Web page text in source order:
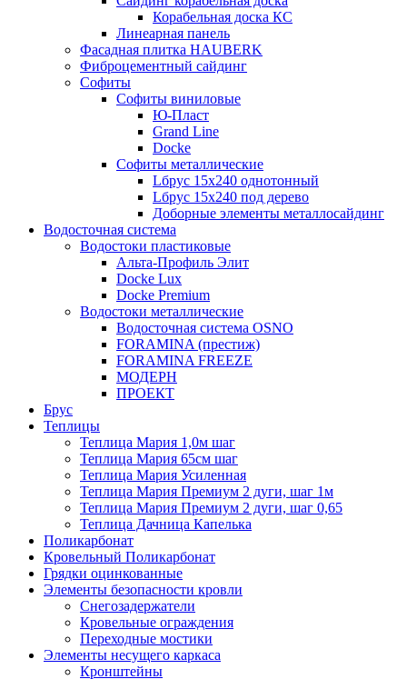
Корабельная доска КС
Линеарная панель
Фасадная плитка HAUBERK
Фиброцементный сайдинг
Софиты
Софиты виниловые
Ю-Пласт
Grand Line
Docke
Софиты металлические
Lбрус 15x240 однотонный
Lбрус 15x240 под дерево
Доборные элементы металлосайдинг
Водосточная система
Водостоки пластиковые
Альта-Профиль Элит
Docke Lux
Docke Premium
Водостоки металлические
Водосточная система OSNO
FORAMINA (престиж)
FORAMINA FREEZE
МОДЕРН
ПРОЕКТ
Брус
Теплицы
Теплица Мария 1,0м шаг
Теплица Мария 65см шаг
Теплица Мария Усиленная
Теплица Мария Премиум 2 дуги, шаг 1м
Теплица Мария Премиум 2 дуги, шаг 0,65
Теплица Дачница Капелька
Поликарбонат
Кровельный Поликарбонат
Грядки оцинкованные
Элементы безопасности кровли
Снегозадержатели
Кровельные ограждения
Переходные мостики
Элементы несущего каркаса
Кронштейны